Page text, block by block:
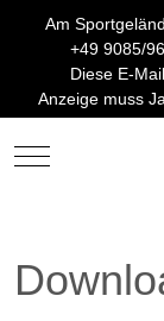
Am
+49 9085/
Diese E-
Anzeige muss
Mobile Menu